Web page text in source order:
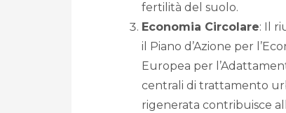
fertilità del suolo.
Economia Circolare: Il
il Piano d’Azione per
Europea per
centrali di trattamento
rigenerata contribuisce